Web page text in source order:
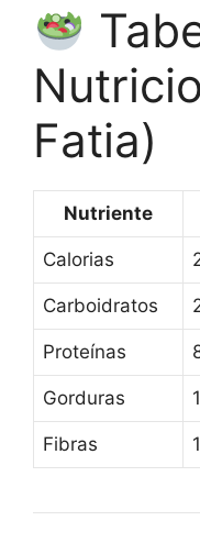
Fatia)
Nutriente
Calorias
Carboidratos
Proteínas
Gorduras
Fibras